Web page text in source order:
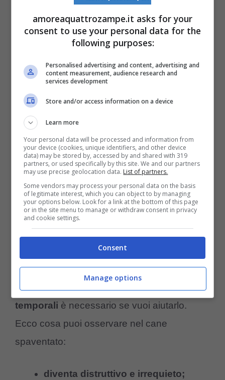
temporale?
Il tuo cane non può dirti con le parole che ha
comportamento ti parlano chiaro.
Fido spaventato dal temporale. (Foto Canva-
Capire
temporali è necessario se vuoi aiutarlo.
Ecco cosa puoi osservare nel cane
spaventato:
diventa distruttivo e irrequieto;
amoreaquattrozampe.it asks for your
consent to use your personal data for the
following purposes:
Personalised advertising and content, advertising and
content measurement, audience research and
services development
Store and/or access information on a device
Learn more
Your personal data will be processed and information from
your device (cookies, unique identifiers, and other device
data) may be stored by, accessed by and shared with 319
partners, or used specifically by this site. We and our partners
may use precise geolocation data. List of partners.
Some vendors may process your personal data on the basis
of legitimate interest, which you can object to by managing
your options below. Look for a link at the bottom of this page
or in the site menu to manage or withdraw consent in privacy
and cookie settings.
Consent
Manage options